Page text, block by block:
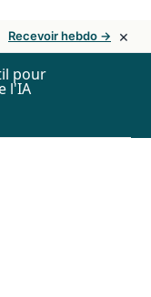
Recevoir hebdo → ×
pour
l'IA